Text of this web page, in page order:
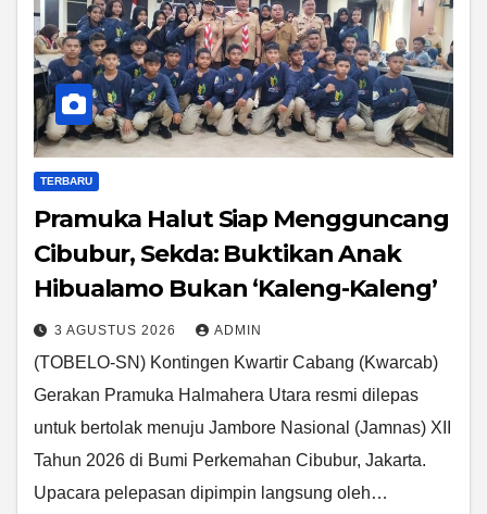
TERBARU
Pramuka Halut Siap Mengguncang
Cibubur, Sekda: Buktikan Anak
Hibualamo Bukan ‘Kaleng-Kaleng’
3 AGUSTUS 2026 ADMIN
(TOBELO-SN) Kontingen Kwartir Cabang (Kwarcab)
Gerakan Pramuka Halmahera Utara resmi dilepas
untuk bertolak menuju Jambore Nasional (Jamnas) XII
Tahun 2026 di Bumi Perkemahan Cibubur, Jakarta.
Upacara pelepasan dipimpin langsung oleh…